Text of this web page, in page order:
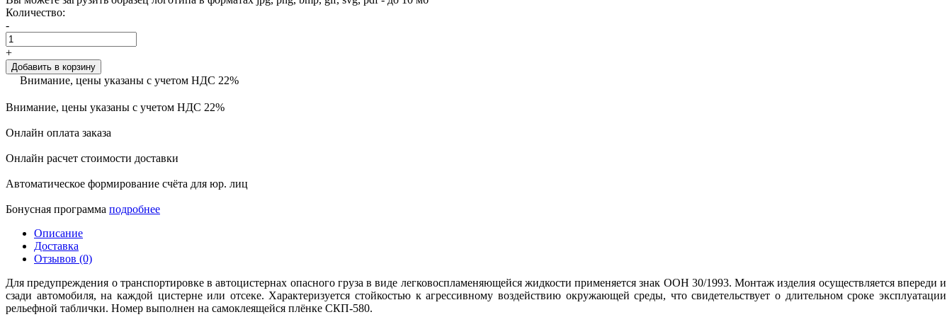
Количество:
-
+
Добавить в корзину
Внимание, цены указаны с учетом НДС 22%
Внимание, цены указаны с учетом НДС 22%
Онлайн оплата заказа
Онлайн расчет стоимости доставки
Автоматическое формирование счёта для юр. лиц
Бонусная программа подробнее
Описание
Доставка
Отзывов (0)
Для предупреждения о транспортировке в автоцистернах опасного груза в виде легковоспламеняющейся жидкости применяется знак ООН 30/1993. Монтаж изделия осуществляется впереди и
сзади автомобиля, на каждой цистерне или отсеке. Характеризуется стойкостью к агрессивному воздействию окружающей среды, что свидетельствует о длительном сроке эксплуатации
рельефной таблички. Номер выполнен на самоклеящейся плёнке СКП-580.